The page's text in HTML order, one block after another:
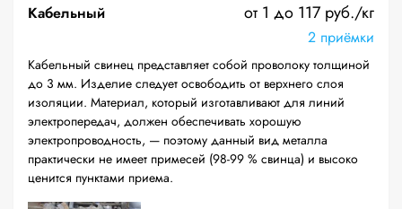
Кабельный от 1 до 117 руб./кг
2 приёмки
Кабельный свинец представляет собой проволоку толщиной
до 3 мм. Изделие следует освободить от верхнего слоя
изоляции. Материал, который изготавливают для линий
электропередач, должен обеспечивать хорошую
электропроводность, — поэтому данный вид металла
практически не имеет примесей (98-99 % свинца) и высоко
ценится пунктами приема.